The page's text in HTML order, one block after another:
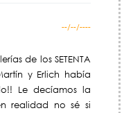
--/--/----
de los SETENTA
y Erlich había
Le decíamos la
realidad no sé si